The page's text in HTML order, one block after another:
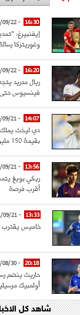
16:30
- 2021/09/22
إيفنبيرغ:
وغوريتزكا
16:20
- 2021/09/22
ريال مدريد
فينسيوس حتى 2027
14:07
- 2021/09/21
دي ليخت يملك
بقيمة 150 مليون أورو
13:56
- 2021/09/21
ريكي بويغ
أقرب فرصة
13:33
- 2021/09/21
خاميس يقترب
20:18
- 2021/08/30
حاريث ينضم
أولمبيك
15:39
- 2021/08/15 شاهد كل